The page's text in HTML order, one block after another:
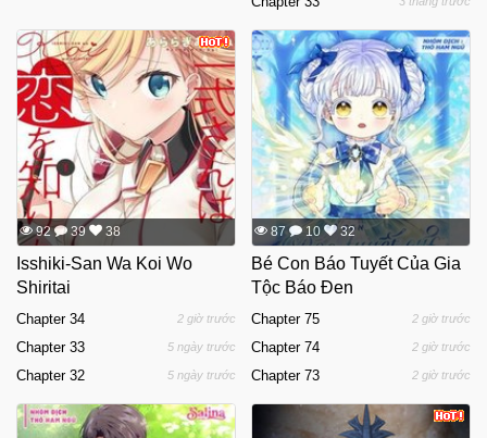
92 39 38
Isshiki-San Wa Koi Wo
Shiritai
Chapter 34 2 giờ trước
Chapter 33 5 ngày trước
Chapter 32 5 ngày trước
87 10 32
Bé Con Báo Tuyết Của Gia
Tộc Báo Đen
Chapter 75 2 giờ trước
Chapter 74 2 giờ trước
Chapter 73 2 giờ trước